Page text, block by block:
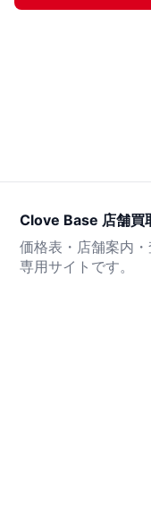
Clove Base 店舗買
価格表・店舗案内
専用サイトです。